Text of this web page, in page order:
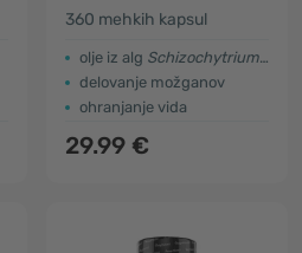
360 mehkih kapsul
olje iz alg Schizochytrium sp.
delovanje možganov
ohranjanje vida
29.99 €